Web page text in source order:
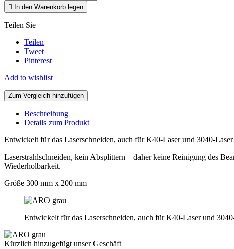
 In den Warenkorb legen
Teilen Sie
Teilen
Tweet
Pinterest
Add to wishlist
Zum Vergleich hinzufügen
Beschreibung
Details zum Produkt
Entwickelt für das Laserschneiden, auch für K40-Laser und 3040-
Laserstrahlschneiden, kein Absplittern – daher keine Reinigung des
Wiederholbarkeit.
Größe 300 mm x 200 mm
Entwickelt für das Laserschneiden, auch für K40-Laser und
Kürzlich hinzugefügt unser Geschäft